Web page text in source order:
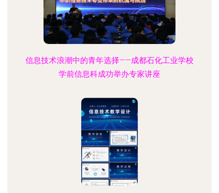
信息技术浪潮中的青年选择——成都石化工业学校
学前信息科成功举办专家讲座